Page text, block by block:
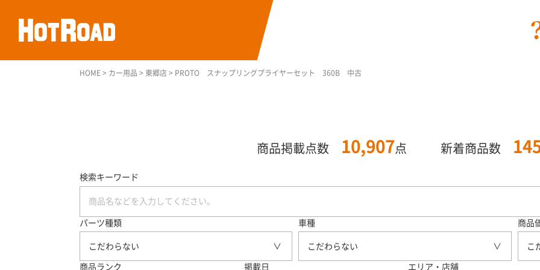
HOME > カー用品 > 東郷店 > PROTO スナップリングプライヤーセット 360B 中古
商品掲載点数 10,907点 新着商品数
検索キーワード
パーツ種類
こだわらない
車種
こだわらない
商品
こ
商品ランク 掲載日 エリア・店舗